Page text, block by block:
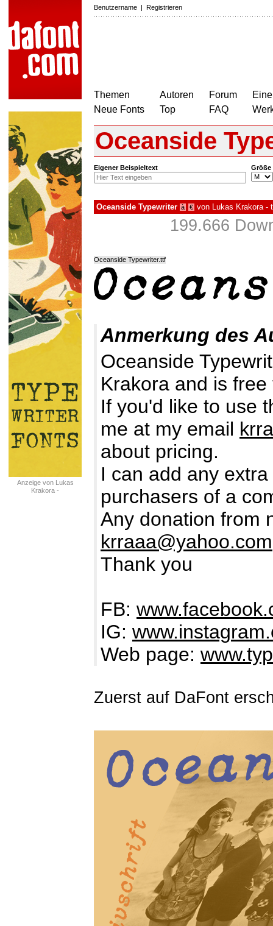
Benutzername | Registrieren
Themen
Neue Fonts
Autoren
Top
Forum
FAQ
Anzeige von Lukas
Krakora -
Oceanside
Eigener Beispieltext Größe
Oceanside Typewriter à € von Lukas Krakora -
199.666
Oceanside Typewriter.ttf
Anmerkung des
Oceanside
Krakora and is
If you'd like to use
me at my email
about pricing.
I can add any
purchasers of a
Any donation from
krraaa@yahoo.com
Thank you
FB:
IG:
Web page:
Zuerst auf DaFont